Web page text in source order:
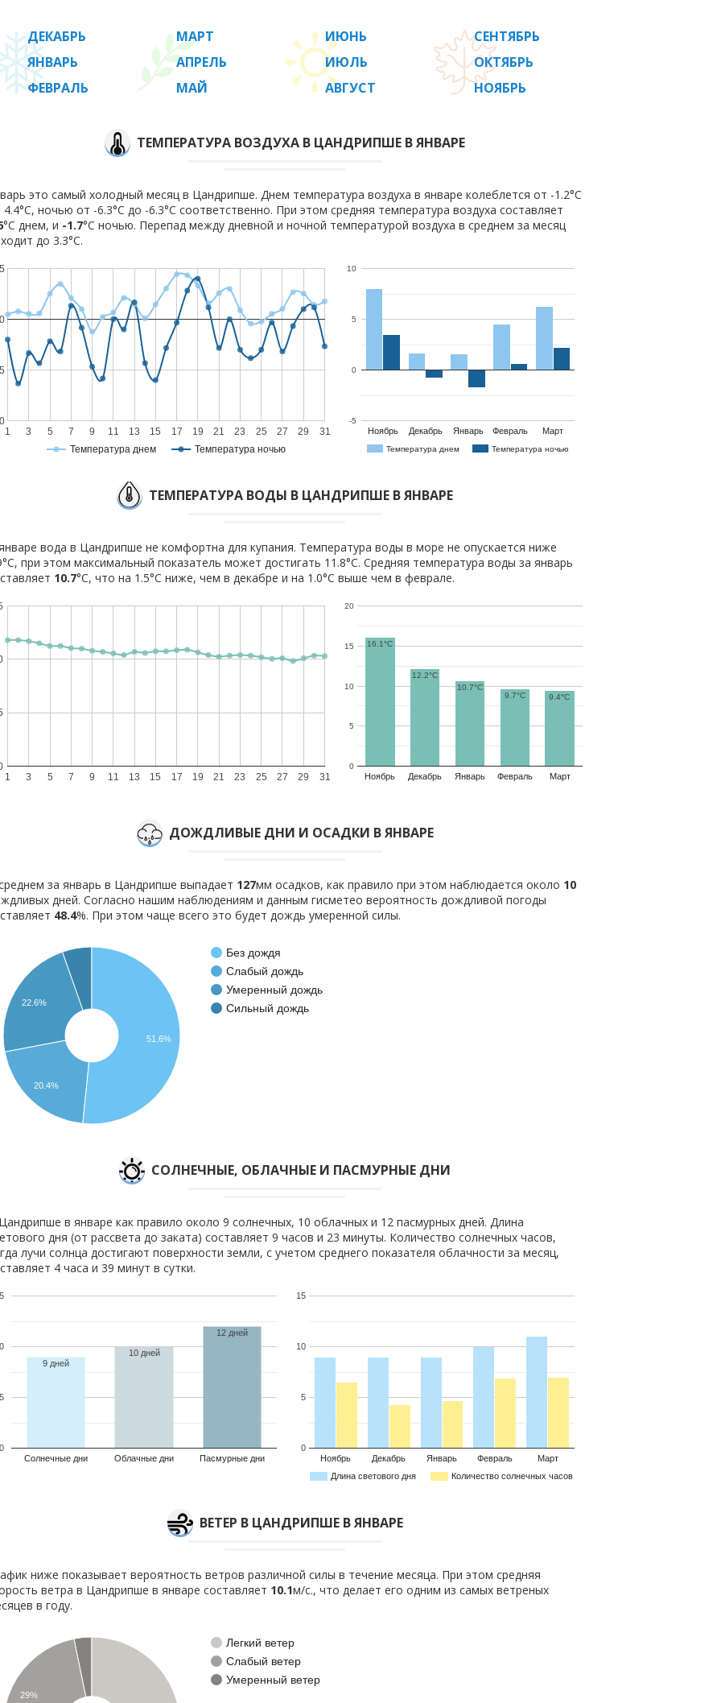
ДЕКАБРЬ
ЯНВАРЬ
ФЕВРАЛЬ
МАРТ
АПРЕЛЬ
МАЙ
ИЮНЬ
ИЮЛЬ
АВГУСТ
СЕНТЯБРЬ
ОКТЯБРЬ
НОЯБРЬ
ТЕМПЕРАТУРА ВОЗДУХА В ЦАНДРИПШЕ В ЯНВАРЕ
это самый холодный месяц в Цандрипше. Днем температура воздуха в январе колеблется от -1.2°C
4.4°C, ночью от -6.3°C до -6.3°C соответственно. При этом средняя температура воздуха составляет
°C днем, и -1.7°C ночью. Перепад между дневной и ночной температурой воздуха в среднем за месяц
до 3.3°С.
Температура днем Температура ночью
1 3 5 7 9 11 13 15 17 19 21 23 25 27 29 31
0
5
Температура днем Температура ночью
Ноябрь Декабрь Январь Февраль Март
-5
0
5
10
ТЕМПЕРАТУРА ВОДЫ В ЦАНДРИПШЕ В ЯНВАРЕ
вода в Цандрипше не комфортна для купания. Температура воды в море не опускается ниже
при этом максимальный показатель может достигать 11.8°C. Средняя температура воды за январь
10.7°C, что на 1.5°C ниже, чем в декабре и на 1.0°C выше чем в феврале.
1 3 5 7 9 11 13 15 17 19 21 23 25 27 29 31 Ноябрь Декабрь Январь Февраль Март
0
5
10
15
20
16.1°C
12.2°C
10.7°C
9.7°C
9.4°C
ДОЖДЛИВЫЕ ДНИ И ОСАДКИ В ЯНВАРЕ
за январь в Цандрипше выпадает 127мм осадков, как правило при этом наблюдается около 10
дней. Согласно нашим наблюдениям и данным гисметео вероятность дождливой погоды
48.4%. При этом чаще всего это будет дождь умеренной силы.
Без дождя
Слабый дождь
Умеренный дождь
Сильный дождь
22.6%
20.4%
51.6%
CОЛНЕЧНЫЕ, ОБЛАЧНЫЕ И ПАСМУРНЫЕ ДНИ
в январе как правило около 9 солнечных, 10 облачных и 12 пасмурных дней. Длина
дня (от рассвета до заката) составляет 9 часов и 23 минуты. Количество солнечных часов,
лучи солнца достигают поверхности земли, с учетом среднего показателя облачности за месяц,
4 часа и 39 минут в сутки.
Солнечные дни Облачные дни Пасмурные дни
0
5
9 дней
10 дней
12 дней
Длина светового дня Количество солнечных часов
Ноябрь Декабрь Январь Февраль Март
0
5
10
15
ВЕТЕР В ЦАНДРИПШЕ В ЯНВАРЕ
ниже показывает вероятность ветров различной силы в течение месяца. При этом средняя
ветра в Цандрипше в январе составляет 10.1м/с., что делает его одним из самых ветреных
в году.
Легкий ветер
Слабый ветер
Умеренный ветер
29%